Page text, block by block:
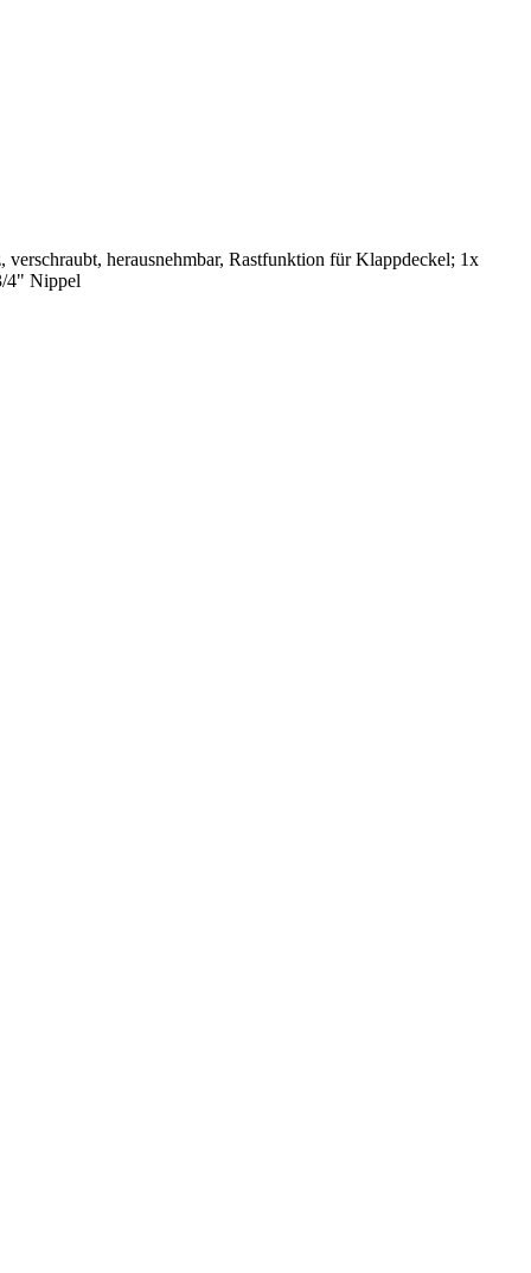
herausnehmbar, Rastfunktion für Klappdeckel; 1x
4" Nippel